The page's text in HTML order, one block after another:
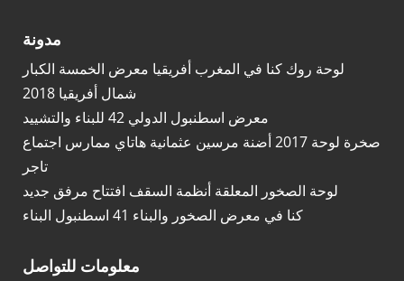
مدونة
لوحة روك كنا في المغرب أفريقيا معرض الخمسة الكبار
شمال أفريقيا 2018
معرض اسطنبول الدولي 42 للبناء والتشييد
صخرة لوحة 2017 أضنة مرسين عثمانية هاتاي ممارس اجتماع
تاجر
لوحة الصخور المعلقة أنظمة السقف افتتاح مرفق جديد
كنا في معرض الصخور والبناء 41 اسطنبول البناء
معلومات للتواصل